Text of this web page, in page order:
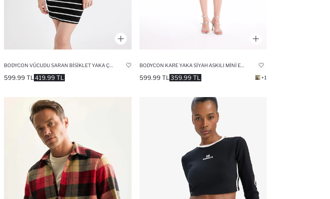
419.99 TL
599.99 TL
BODYCON KARE YAKA SIYAH ASKILI MINI ELBISE
359.99 TL
599.99 TL +1